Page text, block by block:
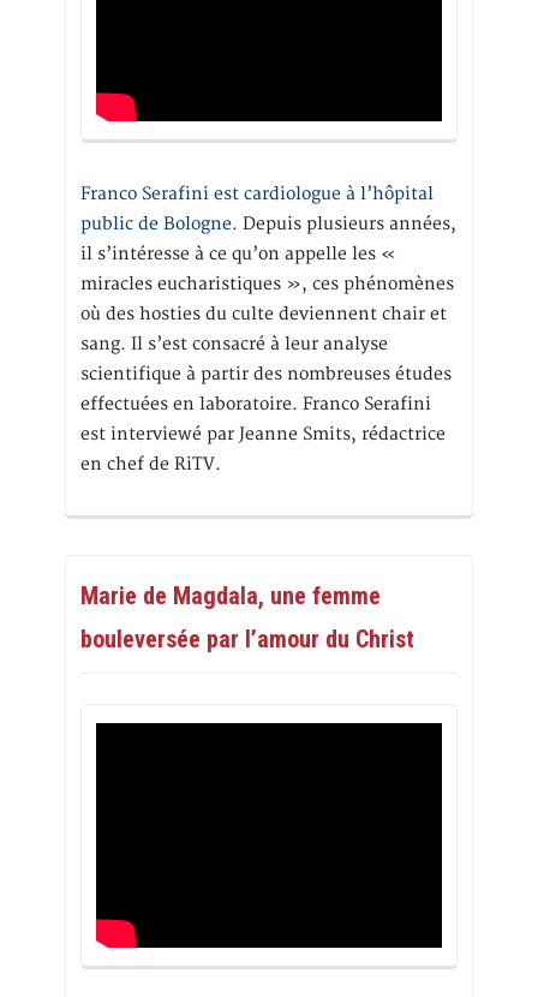
Franco Serafini est cardiologue à l’hôpital
public de Bologne. Depuis plusieurs années,
il s’intéresse à ce qu’on appelle les «
miracles eucharistiques », ces phénomènes
où des hosties du culte deviennent chair et
sang. Il s’est consacré à leur analyse
scientifique à partir des nombreuses études
effectuées en laboratoire. Franco Serafini
est interviewé par Jeanne Smits, rédactrice
en chef de RiTV.
Marie de Magdala, une femme
bouleversée par l’amour du Christ